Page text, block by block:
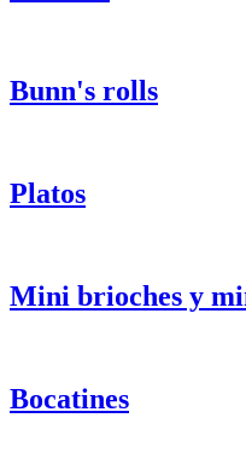
Bunn's rolls
Platos
Mini brioches y
Bocatines